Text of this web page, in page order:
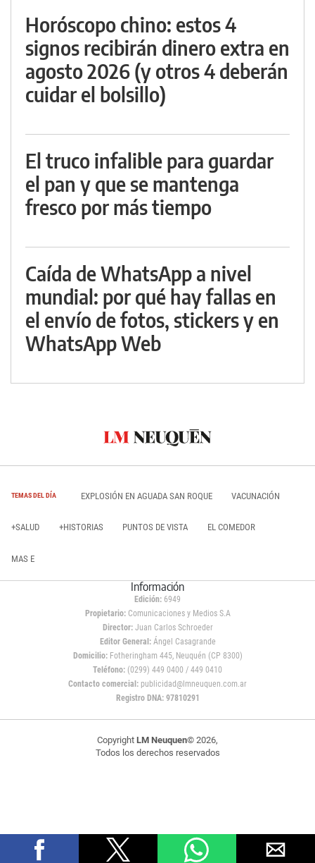
Horóscopo chino: estos 4
signos recibirán dinero extra en
agosto 2026 (y otros 4 deberán
cuidar el bolsillo)
El truco infalible para guardar
el pan y que se mantenga
fresco por más tiempo
Caída de WhatsApp a nivel
mundial: por qué hay fallas en
el envío de fotos, stickers y en
WhatsApp Web
TEMAS DEL DÍA EXPLOSIÓN EN AGUADA SAN ROQUE VACUNACIÓN
+SALUD +HISTORIAS PUNTOS DE VISTA EL COMEDOR
MAS E
Información
Edición: 6949
Propietario:Comunicaciones y Medios S.A
Director: Juan Carlos Schroeder
Editor General:Ángel Casagrande
Domicilio:Fotheringham 445, Neuquén (CP 8300)
Teléfono: (0299) 449 0400 / 449 0410
Contacto comercial: publicidad@lmneuquen.com.ar
Registro DNA: 97810291
Copyright LM Neuquen© 2026,
Todos los derechos reservados